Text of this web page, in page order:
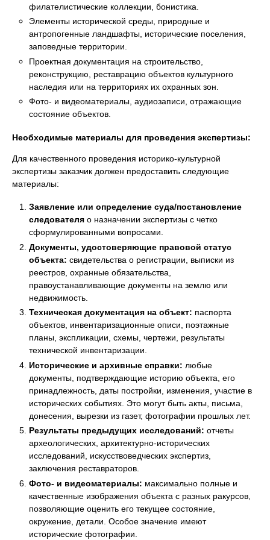
филателистические коллекции, бонистика.
Элементы исторической среды, природные и
антропогенные ландшафты, исторические поселения,
заповедные территории.
Проектная документация на строительство,
реконструкцию, реставрацию объектов культурного
наследия или на территориях их охранных зон.
Фото- и видеоматериалы, аудиозаписи, отражающие
состояние объектов.
Необходимые материалы для проведения экспертизы:
Для качественного проведения историко-культурной
экспертизы заказчик должен предоставить следующие
материалы:
Заявление или определение суда/постановление
следователя о назначении экспертизы с четко
сформулированными вопросами.
Документы, удостоверяющие правовой статус
объекта: свидетельства о регистрации, выписки из
реестров, охранные обязательства,
правоустанавливающие документы на землю или
недвижимость.
Техническая документация на объект: паспорта
объектов, инвентаризационные описи, поэтажные
планы, экспликации, схемы, чертежи, результаты
технической инвентаризации.
Исторические и архивные справки: любые
документы, подтверждающие историю объекта, его
принадлежность, даты постройки, изменения, участие в
исторических событиях. Это могут быть акты, письма,
донесения, вырезки из газет, фотографии прошлых лет.
Результаты предыдущих исследований: отчеты
археологических, архитектурно-исторических
исследований, искусствоведческих экспертиз,
заключения реставраторов.
Фото- и видеоматериалы: максимально полные и
качественные изображения объекта с разных ракурсов,
позволяющие оценить его текущее состояние,
окружение, детали. Особое значение имеют
исторические фотографии.